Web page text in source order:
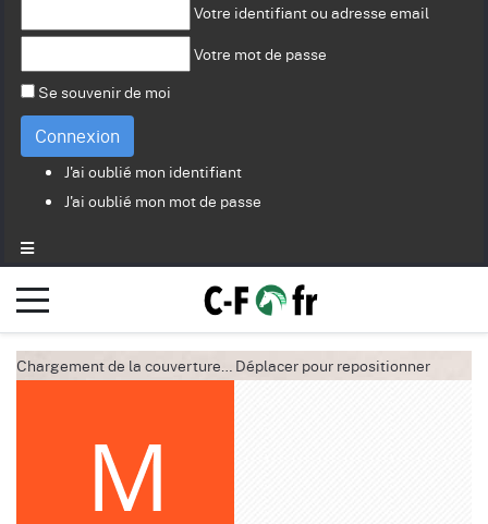
Votre identifiant ou adresse email
Votre mot de passe
Se souvenir de moi
Connexion
J'ai oublié mon identifiant
J'ai oublié mon mot de passe
Chargement de la couverture… Déplacer pour repositionner